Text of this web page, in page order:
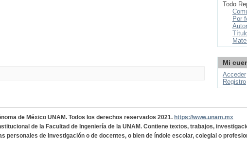
Todo
Por
Mi
Acceder
Registro
de México UNAM. Todos los derechos reservados 2021. https://www.unam.mx
de la Facultad de Ingeniería de la UNAM. Contiene textos, trabajos,
personales de investigación o de docentes, o bien de índole escolar, colegial o